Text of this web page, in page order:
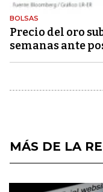
BOLSAS
Precio del oro
semanas ante
MÁS DE LA